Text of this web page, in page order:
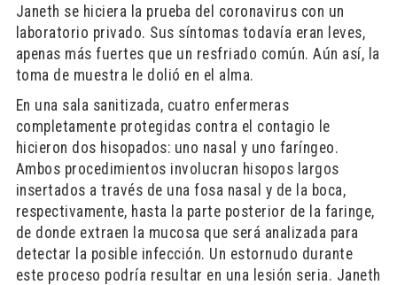
Janeth se hiciera la prueba del coronavirus con un
laboratorio privado. Sus síntomas todavía eran leves,
apenas más fuertes que un resfriado común. Aún así, la
toma de muestra le dolió en el alma.
En una sala sanitizada, cuatro enfermeras
completamente protegidas contra el contagio le
hicieron dos hisopados: uno nasal y uno faríngeo.
Ambos procedimientos involucran hisopos largos
insertados a través de una fosa nasal y de la boca,
respectivamente, hasta la parte posterior de la faringe,
de donde extraen la mucosa que será analizada para
detectar la posible infección. Un estornudo durante
este proceso podría resultar en una lesión seria. Janeth